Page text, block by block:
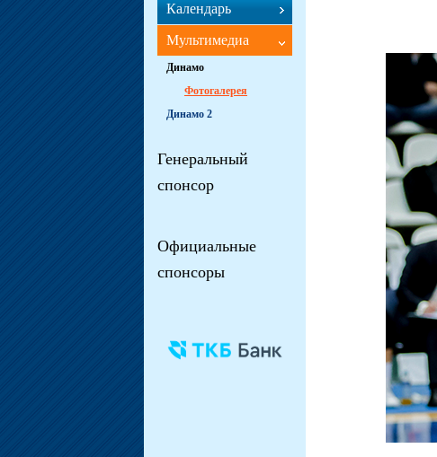
Календарь
Мультимедиа
Динамо
Фотогалерея
Динамо 2
Генеральный
спонсор
Официальные
спонсоры